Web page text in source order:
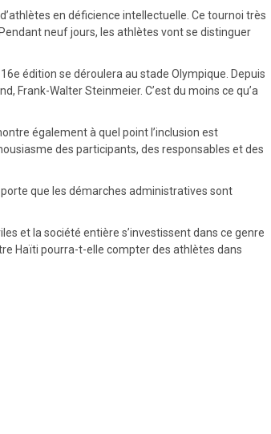
en déficience intellectuelle. Ce tournoi très
neuf jours, les athlètes vont se distinguer
édition se déroulera au stade Olympique. Depuis
Frank-Walter Steinmeier. C’est du moins ce qu’a
également à quel point l’inclusion est
des participants, des responsables et des
que les démarches administratives sont
et la société entière s’investissent dans ce genre
Haïti pourra-t-elle compter des athlètes dans